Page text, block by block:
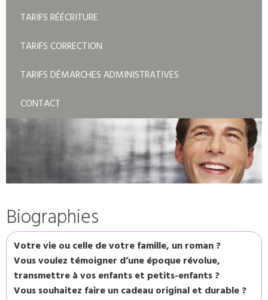
TARIFS RÉÉCRITURE
TARIFS CORRECTION
TARIFS DÉMARCHES ADMINISTRATIVES
CONTACT
Biographies
Votre vie ou celle de votre famille, un roman ?
Vous voulez témoigner d’une époque révolue,
transmettre à vos enfants et petits-enfants ?
Vous souhaitez faire un cadeau original et durable ?